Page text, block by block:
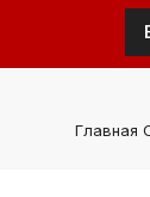
Главная